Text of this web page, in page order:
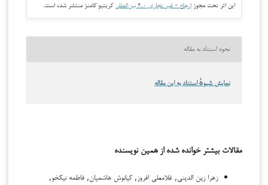
این اثر تحت مجوز ارجاع - غیر تجاری ۴.۰ بین‌المللی کریتیو کامنز منتشر شده است.
نحوه استناد به مقاله
نمایش شیوهٔ استناد به این مقاله
مقالات بیشتر خوانده شده از همین نویسنده
زهرا زین الدینی, غلامعلی افروز, کیانوش هاشمیان, فاطمه نیکخو,